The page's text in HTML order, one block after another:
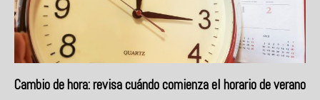
Cambio de hora: revisa cuándo comienza el horario de verano